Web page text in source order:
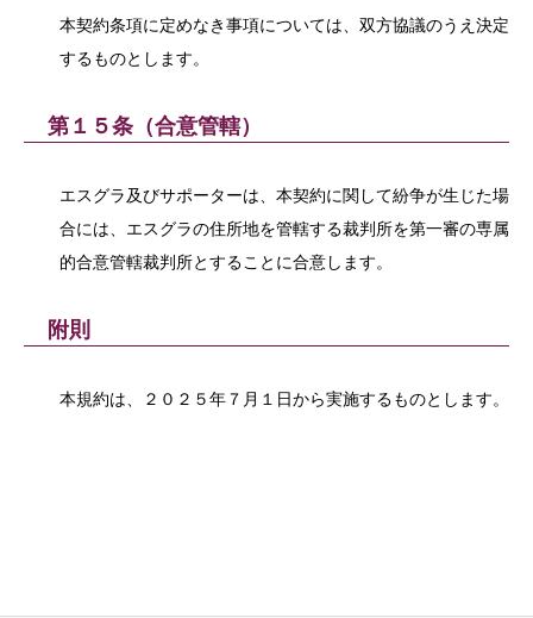
本契約条項に定めなき事項については、双方協議のうえ決定
するものとします。
第１５条（合意管轄）
エスグラ及びサポーターは、本契約に関して紛争が生じた場
合には、エスグラの住所地を管轄する裁判所を第一審の専属
的合意管轄裁判所とすることに合意します。
附則
本規約は、２０２５年７月１日から実施するものとします。